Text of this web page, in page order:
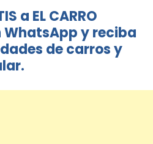
a EL CARRO
WhatsApp y reciba
de carros y